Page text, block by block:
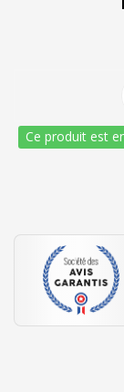
Ce produit est